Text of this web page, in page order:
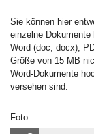
Sie können hier
einzelne
Word (doc, docx),
Größe von 15 MB
Word-Dokumente
versehen sind.
Foto